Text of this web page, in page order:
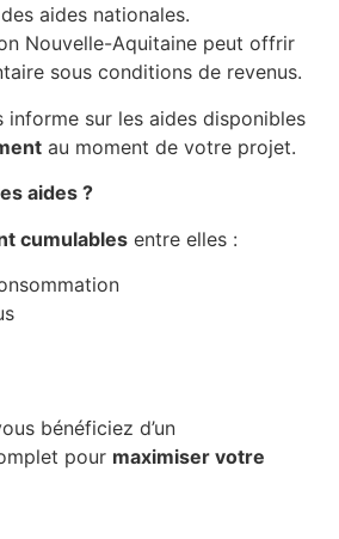
aides nationales.
Nouvelle-Aquitaine peut offrir
sous conditions de revenus.
sur les aides disponibles
au moment de votre projet.
aides ?
cumulables entre elles :
bénéficiez d’un
pour maximiser votre